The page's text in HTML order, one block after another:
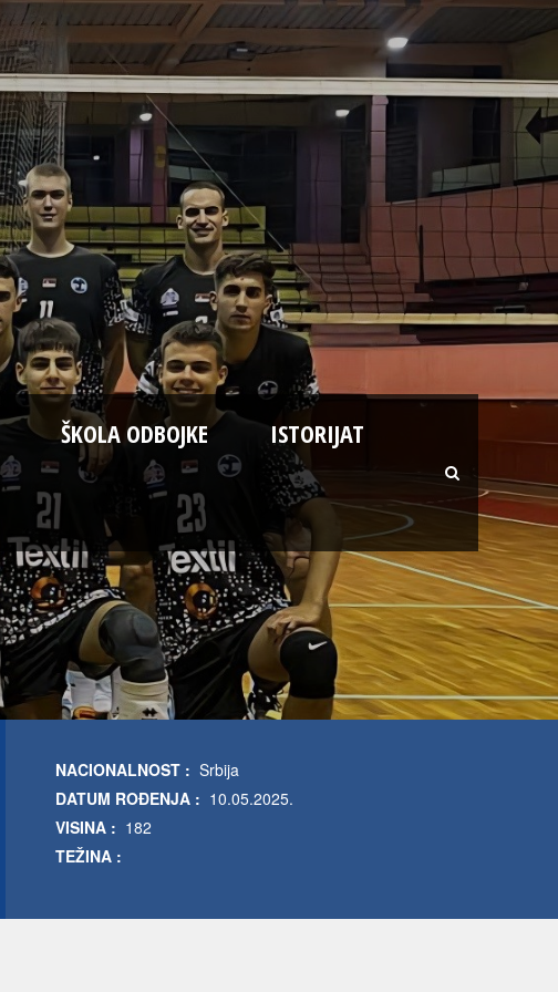
ŠKOLA ODBOJKE ISTORIJAT
NACIONALNOST : Srbija
DATUM ROĐENJA : 10.05.2025.
VISINA : 182
TEŽINA :